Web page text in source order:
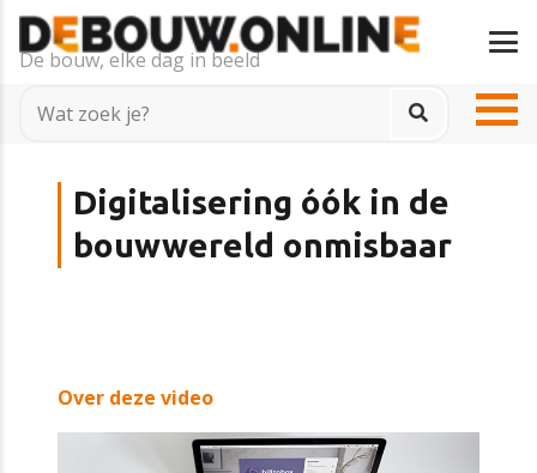
De bouw, elke dag in beeld
Digitalisering óók in de
bouwwereld onmisbaar
Over deze video